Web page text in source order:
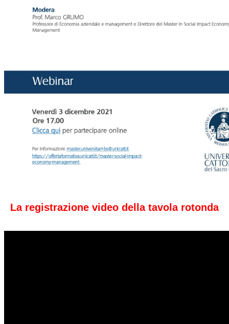
La registrazione video della tavola rotonda